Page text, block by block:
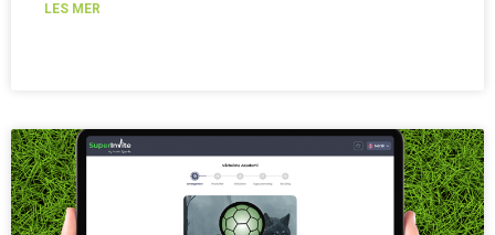
LES MER